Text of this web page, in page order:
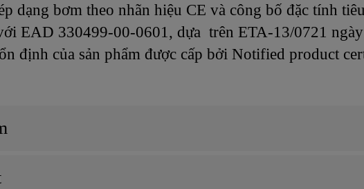
dạng bơm theo nhãn hiệu CE và công bố đặc tính
EAD 330499-00-0601, dựa trên ETA-13/0721
định của sản phẩm được cấp bởi Notified product